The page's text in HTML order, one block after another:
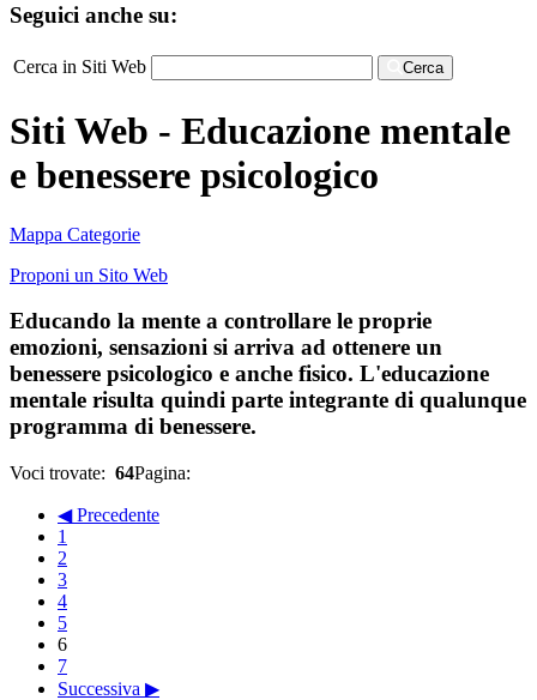
Seguici anche su:
Cerca in Siti Web Cerca
Siti Web - Educazione mentale
e benessere psicologico
Mappa Categorie
Proponi un Sito Web
Educando la mente a controllare le proprie
emozioni, sensazioni si arriva ad ottenere un
benessere psicologico e anche fisico. L'educazione
mentale risulta quindi parte integrante di qualunque
programma di benessere.
Voci trovate: 64Pagina:
◀ Precedente
1
2
3
4
5
6
7
Successiva ▶